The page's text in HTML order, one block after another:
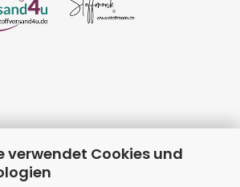
verwendet Cookies und